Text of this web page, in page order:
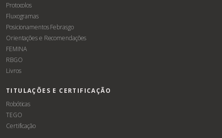
Protocolos
Fluxogramas
Posicionamentos Febrasgo
Orientações e Recomendações
FEMINA
RBGO
Livros
TITULAÇÕES E CERTIFICAÇÃO
Robóticas
TEGO
Certificação